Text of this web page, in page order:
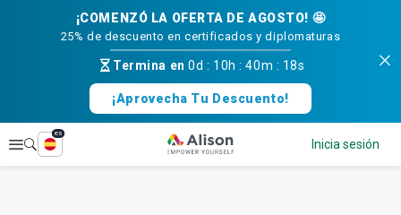
¡COMENZÓ LA OFERTA DE AGOSTO! 🤩
25% de descuento en certificados y diplomaturas
Termina en0d : 10h :40m : 17s
¡Aprovecha Tu Descuento!
Explorar
es
Inicia sesión